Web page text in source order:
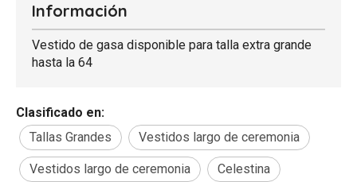
Información
Vestido de gasa disponible para talla extra grande
hasta la 64
Clasificado en:
Tallas Grandes
Vestidos largo de ceremonia
Vestidos largo de ceremonia Celestina